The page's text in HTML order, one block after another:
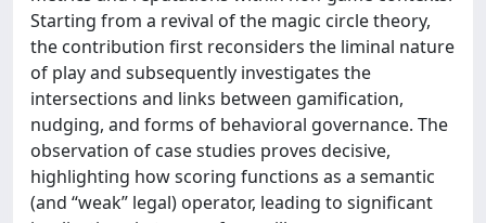
Starting from a revival of the magic circle theory,
the contribution first reconsiders the liminal nature
of play and subsequently investigates the
intersections and links between gamification,
nudging, and forms of behavioral governance. The
observation of case studies proves decisive,
highlighting how scoring functions as a semantic
(and “weak” legal) operator, leading to significant